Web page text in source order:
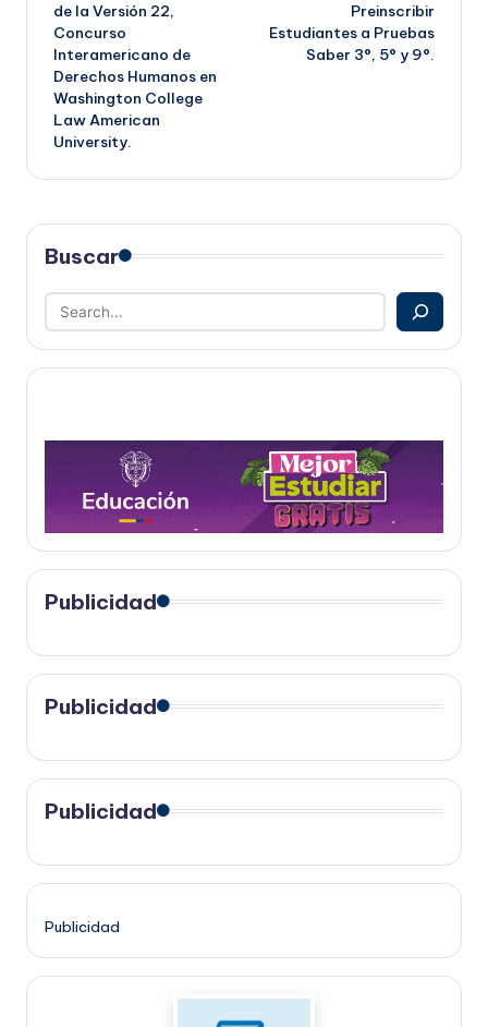
entradas
de la Versión 22,
Concurso
Interamericano de
Derechos Humanos en
Washington College
Law American
University.
Preinscribir
Estudiantes a Pruebas
Saber 3°, 5° y 9°.
Buscar
Publicidad
Publicidad
Publicidad
Publicidad